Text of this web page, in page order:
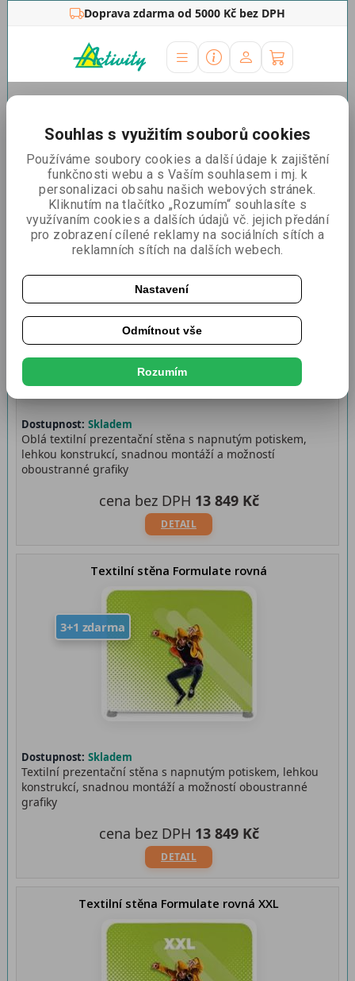
Doprava zdarma od 5000 Kč bez DPH
Textilní stěny Formulate
Řadit podle: Nejlevnější Nejdražší Nejprodávanější
Textilní stěna Formulate oblá
Dostupnost: Skladem
Oblá textilní prezentační stěna s napnutým potiskem,
lehkou konstrukcí, snadnou montáží a možností
oboustranné grafiky
DETAIL
cena bez DPH 13 849 Kč
Textilní stěna Formulate rovná
3+1 zdarma
Dostupnost: Skladem
Textilní prezentační stěna s napnutým potiskem, lehkou
konstrukcí, snadnou montáží a možností oboustranné
grafiky
DETAIL
cena bez DPH 13 849 Kč
Textilní stěna Formulate rovná XXL
Souhlas s využitím souborů cookies
Používáme soubory cookies a další údaje k zajištění
funkčnosti webu a s Vaším souhlasem i mj. k
personalizaci obsahu našich webových stránek.
Kliknutím na tlačítko „Rozumím“ souhlasíte s
využívaním cookies a dalších údajů vč. jejich předání
pro zobrazení cílené reklamy na sociálních sítích a
reklamních sítích na dalších webech.
Nastavení
Odmítnout vše
Rozumím